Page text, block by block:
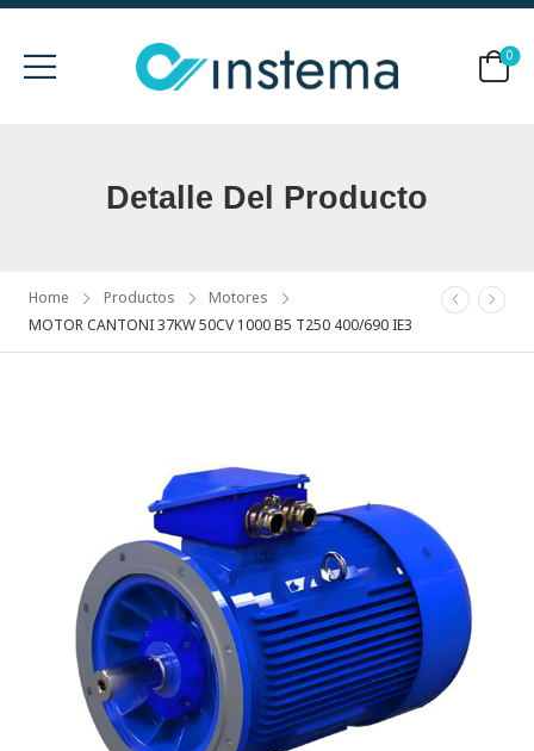
0
Detalle Del Producto
Home Productos
Motores
MOTOR CANTONI 37KW 50CV 1000 B5 T250 400/690 IE3